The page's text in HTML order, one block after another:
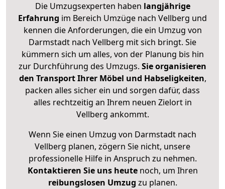
Die Umzugsexperten haben langjährige
Erfahrung im Bereich Umzüge nach Vellberg und
kennen die Anforderungen, die ein Umzug von
Darmstadt nach Vellberg mit sich bringt. Sie
kümmern sich um alles, von der Planung bis hin
zur Durchführung des Umzugs. Sie organisieren
den Transport Ihrer Möbel und Habseligkeiten,
packen alles sicher ein und sorgen dafür, dass
alles rechtzeitig an Ihrem neuen Zielort in
Vellberg ankommt.
Wenn Sie einen Umzug von Darmstadt nach
Vellberg planen, zögern Sie nicht, unsere
professionelle Hilfe in Anspruch zu nehmen.
Kontaktieren Sie uns heutenoch, um Ihren
reibungslosen Umzug zu planen.